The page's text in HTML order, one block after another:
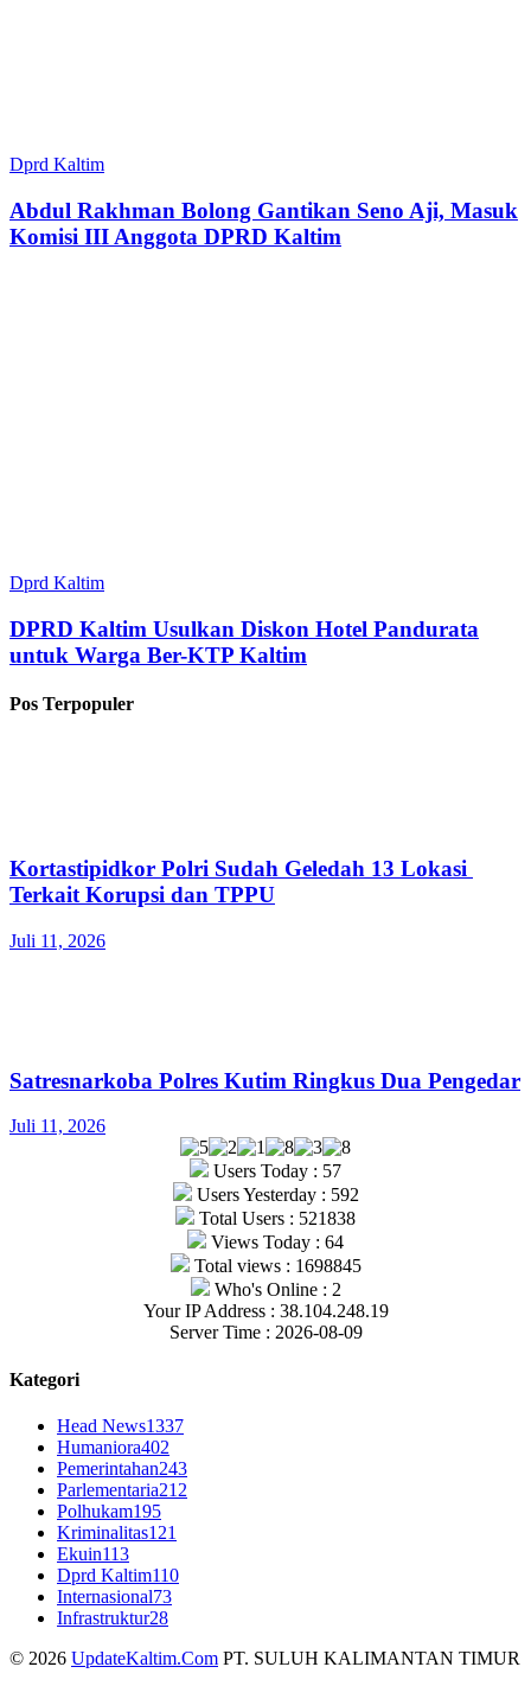
Dprd Kaltim
Abdul Rakhman Bolong Gantikan Seno Aji, Masuk
Komisi III Anggota DPRD Kaltim
Dprd Kaltim
DPRD Kaltim Usulkan Diskon Hotel Pandurata
untuk Warga Ber-KTP Kaltim
Pos Terpopuler
Kortastipidkor Polri Sudah Geledah 13 Lokasi
Terkait Korupsi dan TPPU
Juli 11, 2026
Satresnarkoba Polres Kutim Ringkus Dua Pengedar
Juli 11, 2026
Users Today : 57
Users Yesterday : 592
Total Users : 521838
Views Today : 64
Total views : 1698845
Who's Online : 2
Your IP Address : 38.104.248.19
Server Time : 2026-08-09
Kategori
Head News1337
Humaniora402
Pemerintahan243
Parlementaria212
Polhukam195
Kriminalitas121
Ekuin113
Dprd Kaltim110
Internasional73
Infrastruktur28
© 2026 UpdateKaltim.Com PT. SULUH KALIMANTAN TIMUR